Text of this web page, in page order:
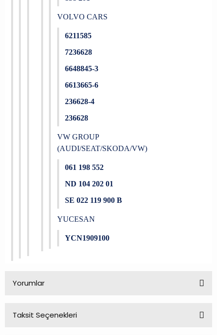
VOLVO CARS
6211585
7236628
6648845-3
6613665-6
236628-4
236628
VW GROUP
(AUDI/SEAT/SKODA/VW)
061 198 552
ND 104 202 01
SE 022 119 900 B
YUCESAN
YCN1909100
Yorumlar
Taksit Seçenekleri